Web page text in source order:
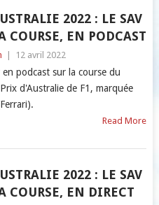
2022 : LE SAV
COURSE, EN PODCAST
12 avril 2022
en podcast sur la course du
d'Australie de F1, marquée
Read More
2022 : LE SAV
COURSE, EN DIRECT